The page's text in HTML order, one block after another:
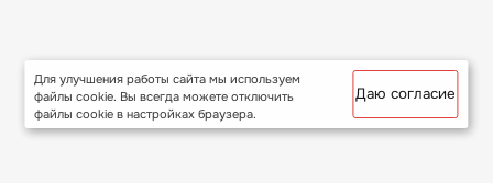
Для улучшения работы сайта мы используем
файлы cookie. Вы всегда можете отключить
файлы cookie в настройках браузера.
Даю согласие